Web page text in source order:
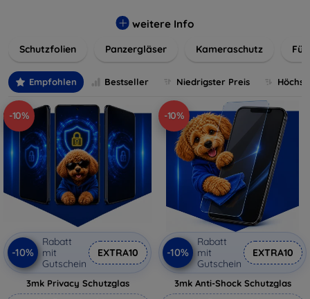
installieren und passgenau für jedes Gerät, um eine
wertvolles Gerät mit unseren langlebigen und zuverlässigen
digitales Erlebnis.
weitere Info
Schutzfolien Panzergläser Kameraschutz
Empfohlen Bestseller Niedrigster Preis
-10%
-10%
Rabatt
mit
Gutschein
EXTRA10
3mk Privacy Schutzglas
-10%
-10%
Rabatt
mit
Gutschein
EXTRA10
3mk Anti-Shock Schutzglas